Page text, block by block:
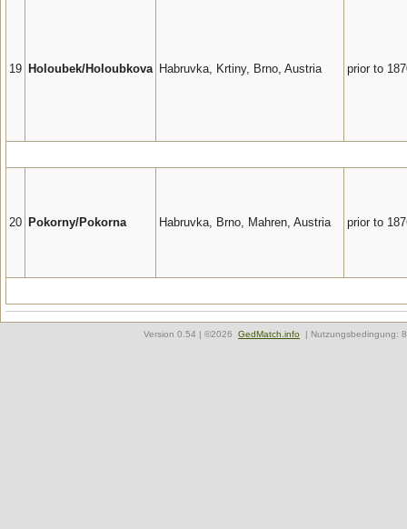
19 Holoubek/Holoubkova Habruvka, Krtiny, Brno, Austria prior to
20 Pokorny/Pokorna Habruvka, Brno, Mahren, Austria prior to
Version 0.54 | ©2026 GedMatch.info | Nutzungsbedingung: